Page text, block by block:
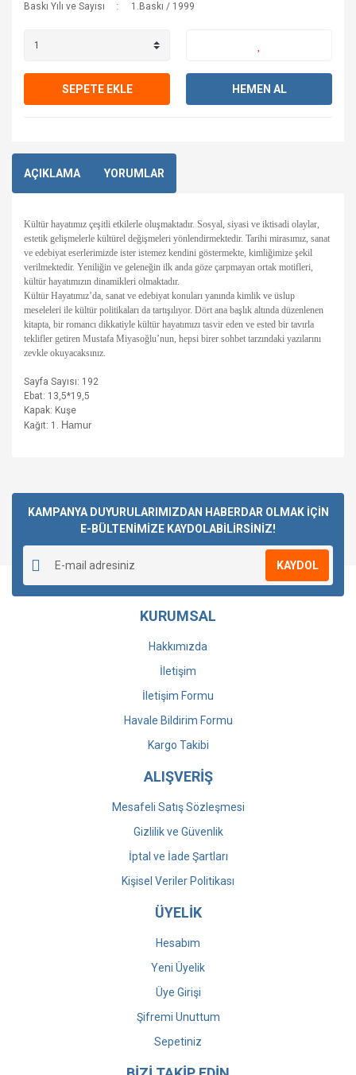
Baskı Yılı ve Sayısı
1.Baskı / 1999
SEPETE EKLE HEMEN AL
AÇIKLAMA YORUMLAR
Kültür hayatımız çeşitli etkilerle oluşmaktadır. Sosyal, siyasi ve iktisadi olaylar,
estetik gelişmelerle kültürel değişmeleri yönlendirmektedir. Tarihi mirasımız, sanat
ve edebiyat eserlerimizde ister istemez kendini göstermekte, kimliğimize şekil
verilmektedir. Yeniliğin ve geleneğin ilk anda göze çarpmayan ortak motifleri,
kültür hayatımızın dinamikleri olmaktadır.
Kültür Hayatımız’da, sanat ve edebiyat konuları yanında kimlik ve üslup
meseleleri ile kültür politikaları da tartışılıyor. Dört ana başlık altında düzenlenen
kitapta, bir romancı dikkatiyle kültür hayatımızı tasvir eden ve ested bir tavırla
teklifler getiren Mustafa Miyasoğlu’nun, hepsi birer sohbet tarzındaki yazılarını
zevkle okuyacaksınız.
Sayfa Sayısı: 192
Ebat: 13,5*19,5
Kapak: Kuşe
Kağıt: 1. Hamur
KAMPANYA DUYURULARIMIZDAN HABERDAR OLMAK İÇİN
E-BÜLTENİMİZE KAYDOLABİLİRSİNİZ!
KAYDOL
KURUMSAL
Hakkımızda
İletişim
İletişim Formu
Havale Bildirim Formu
Kargo Takibi
ALIŞVERİŞ
Mesafeli Satış Sözleşmesi
Gizlilik ve Güvenlik
İptal ve İade Şartları
Kişisel Veriler Politikası
ÜYELİK
Hesabım
Yeni Üyelik
Üye Girişi
Şifremi Unuttum
Sepetiniz